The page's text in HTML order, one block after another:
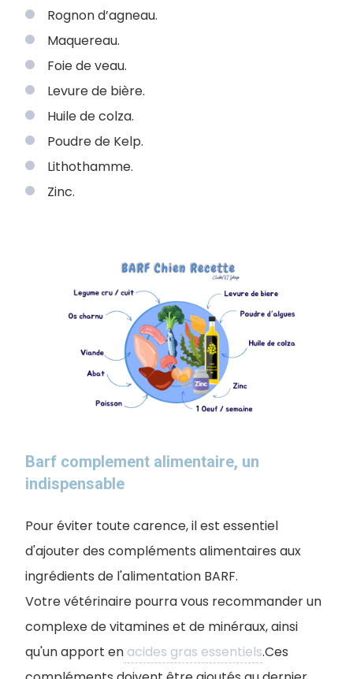
Rognon d’agneau.
Maquereau.
Foie de veau.
Levure de bière.
Huile de colza.
Poudre de Kelp.
Lithothamme.
Zinc.
Barf complement alimentaire, un
indispensable
Pour éviter toute carence, il est essentiel
d'ajouter des compléments alimentaires aux
ingrédients de l'alimentation BARF.
Votre vétérinaire pourra vous recommander un
complexe de vitamines et de minéraux, ainsi
qu'un apport en acides gras essentiels.Ces